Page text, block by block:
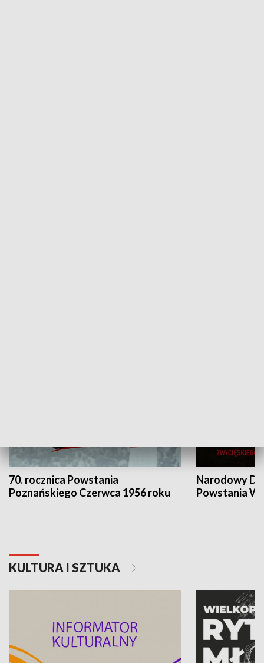
70. rocznica Powstania
Poznańskiego Czerwca 1956 roku
Narodowy
Powstania
KULTURA I SZTUKA